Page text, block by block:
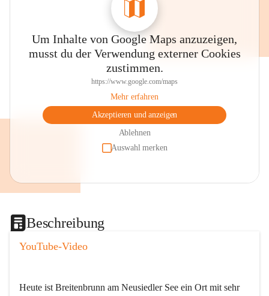
Um Inhalte von Google Maps anzuzeigen,
musst du der Verwendung externer Cookies
zustimmen.
https://www.google.com/maps
Mehr erfahren
Akzeptieren und anzeigen
Ablehnen
Auswahl merken
Beschreibung
YouTube-Video
Heute ist Breitenbrunn am Neusiedler See ein Ort mit sehr